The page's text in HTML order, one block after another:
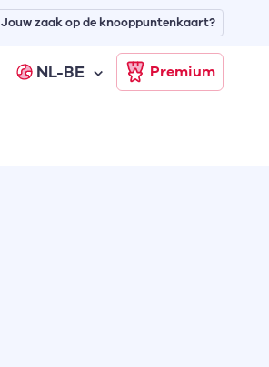
NL-BE Premium
Jouw zaak op de knooppuntenkaart?